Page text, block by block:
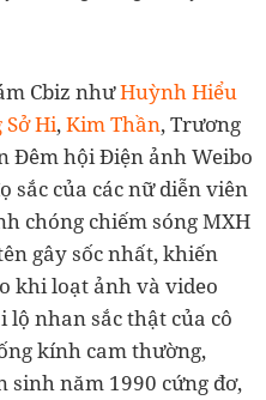
Cbiz nhưHuỳnh Hiểu
Sở Hi,Kim Thần, Trương
Đêm hội Điện ảnh Weibo
sắc của các nữ diễn viên
chóng chiếm sóng MXH
gây sốc nhất, khiến
khi loạt ảnh và video
lộ nhan sắc thật của cô
kính cam thường,
sinh năm 1990 cứng đơ,